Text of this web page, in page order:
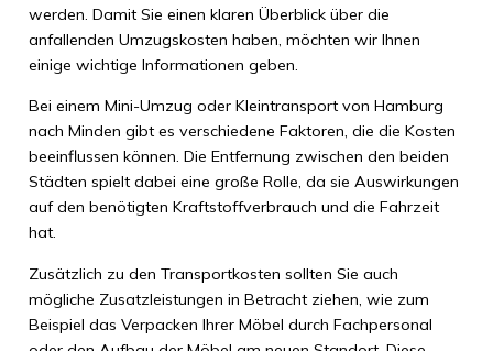
werden. Damit Sie einen klaren Überblick über die
anfallenden Umzugskosten haben, möchten wir Ihnen
einige wichtige Informationen geben.
Bei einem Mini-Umzug oder Kleintransport von Hamburg
nach Minden gibt es verschiedene Faktoren, die die Kosten
beeinflussen können. Die Entfernung zwischen den beiden
Städten spielt dabei eine große Rolle, da sie Auswirkungen
auf den benötigten Kraftstoffverbrauch und die Fahrzeit
hat.
Zusätzlich zu den Transportkosten sollten Sie auch
mögliche Zusatzleistungen in Betracht ziehen, wie zum
Beispiel das Verpacken Ihrer Möbel durch Fachpersonal